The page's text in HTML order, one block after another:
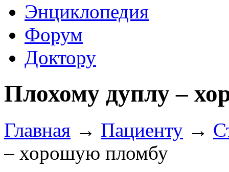
Энциклопедия
Форум
Доктору
Плохому дуплу –
Главная → Пациенту →
– хорошую пломбу